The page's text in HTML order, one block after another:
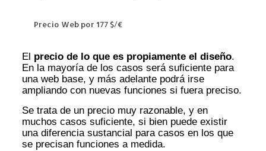
Precio Web por 177 $/€
El precio de lo que es propiamente el diseño.
En la mayoría de los casos será suficiente para
una web base, y más adelante podrá irse
ampliando con nuevas funciones si fuera preciso.
Se trata de un precio muy razonable, y en
muchos casos suficiente, si bien puede existir
una diferencia sustancial para casos en los que
se precisan funciones a medida.